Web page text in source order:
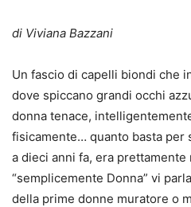
di Viviana Bazzani
Un fascio di capelli biondi che
dove spiccano grandi occhi
donna tenace,
fisicamente… quanto basta per
a dieci anni fa, era prettamente
“semplicemente Donna” vi
della prime donne muratore o